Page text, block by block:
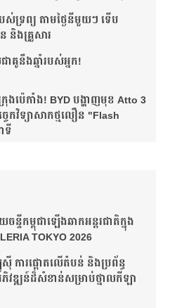
ទ្រព្យ តាមថ្ងៃនីមួយៗ ទើប
និងគ្រួសារ
គូ​នឹង​ឆ្នាំ​របស់​អ្នក!​
ងប៉េកាំង! BYD បង្ហាញមុខ Atto 3
េកវិទ្យាសាកថ្មលឿន "Flash
ទី
ចន្ទី​កម្ពុជា​ឡើង​ឆាក​អន្តរជាតិ​​ក្នុង​
TOKYO 2026
ការផ្តោតលើតំបន់ និងប្រព័ន្ធ
វឌ្ឍន៍ដ៏សំខាន់សម្រាប់ថ្នាលកីឡា